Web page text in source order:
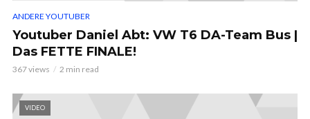
ANDERE YOUTUBER
Youtuber Daniel Abt: VW T6 DA-Team Bus |
Das FETTE FINALE!
367 views 2 min read
VIDEO